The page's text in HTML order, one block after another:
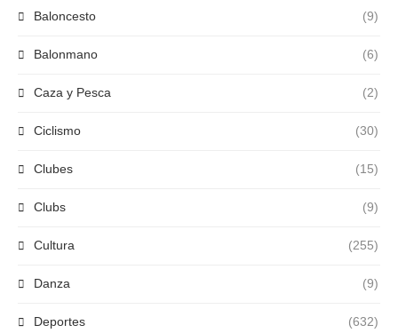
Baloncesto (9)
Balonmano (6)
Caza y Pesca (2)
Ciclismo (30)
Clubes (15)
Clubs (9)
Cultura (255)
Danza (9)
Deportes (632)